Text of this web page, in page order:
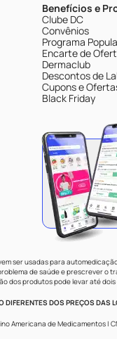
Benefícios e
Clube DC
Convênios
Programa
Encarte de
Dermaclub
Descontos de
Cupons e
Black Friday
ser usadas para
de saúde e prescrever o
dos produtos pode levar até
DIFERENTES DOS PREÇOS DAS
Americana de